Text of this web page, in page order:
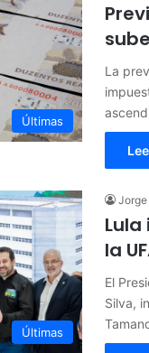
Últimas
La
Últimas
la
El
Silva,